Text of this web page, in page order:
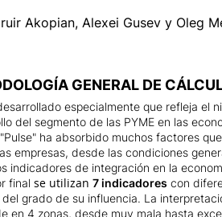
Akopian, Alexei Gusev y Oleg
GENERAL DE
especialmente que refleja el
del segmento de las PYME en las
ha absorbido muchos factores
empresas, desde las condiciones
indicadores de integración en la
final se utilizan 7 indicadores con
grado de su influencia. La
en 4 zonas, desde muy mala hasta